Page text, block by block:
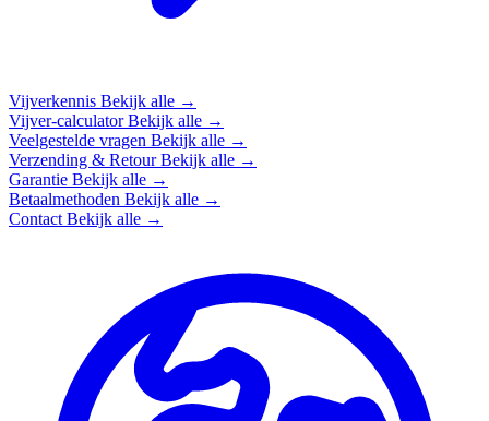
Vijverkennis Bekijk alle →
Vijver-calculatorBekijk alle →
Veelgestelde vragen Bekijk alle →
Verzending & RetourBekijk alle →
Garantie Bekijk alle →
Betaalmethoden Bekijk alle →
Contact Bekijk alle →